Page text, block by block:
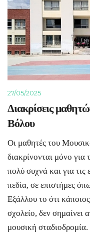
27/05/2025
Διακρίσεις
Βόλου
Οι μαθητές του
διακρίνονται μόνο
πολύ συχνά και για τις
πεδία, σε επιστήμες
Εξάλλου το ότι
σχολείο, δεν σημαίνει
μουσική